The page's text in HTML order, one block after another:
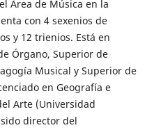
Área de Música en la
con 4 sexenios de
y 12 trienios. Está en
Órgano, Superior de
Musical y Superior de
en Geografía e
Arte (Universidad
director del